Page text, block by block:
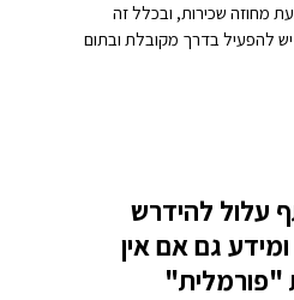
מחוזה שכירות, ובכלל זה
יש להפעיל בדרך מקובלת ובתום
עלול להידרש
גם אם אין
"פורמלית"